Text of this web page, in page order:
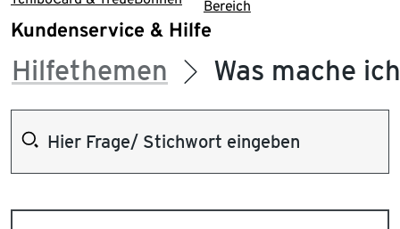
Bereich
Kundenservice & Hilfe
Hilfethemen Was mache